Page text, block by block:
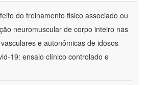
do treinamento fisico associado ou
neuromuscular de corpo inteiro nas
e autonômicas de idosos
19: ensaio clínico controlado e